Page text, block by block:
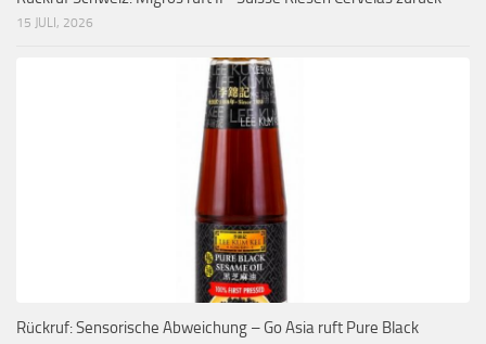
15 JULI, 2026
Rückruf: Sensorische Abweichung – Go Asia ruft Pure Black